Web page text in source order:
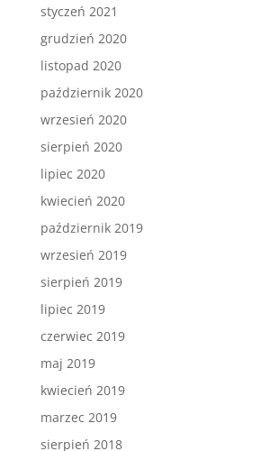
styczeń 2021
grudzień 2020
listopad 2020
październik 2020
wrzesień 2020
sierpień 2020
lipiec 2020
kwiecień 2020
październik 2019
wrzesień 2019
sierpień 2019
lipiec 2019
czerwiec 2019
maj 2019
kwiecień 2019
marzec 2019
sierpień 2018